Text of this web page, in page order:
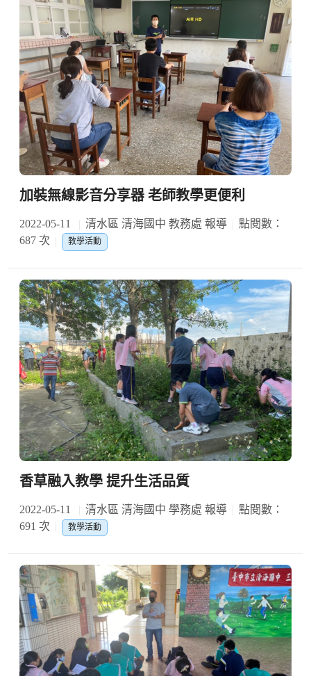
加裝無線影音分享器 老師教學更便利
2022-05-11 清水區 清海國中 教務處 報導
點閱數：
687 次
教學活動
香草融入教學 提升生活品質
2022-05-11 清水區 清海國中 學務處 報導
點閱數：
691 次
教學活動